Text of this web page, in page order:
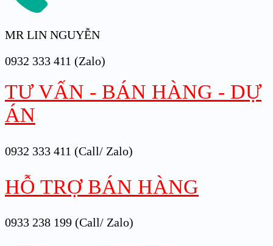
MR LIN NGUYỄN
0932 333 411 (Zalo)
TƯ VẤN - BÁN HÀNG - DỰ
ÁN
0932 333 411 (Call/ Zalo)
HỖ TRỢ BÁN HÀNG
0933 238 199 (Call/ Zalo)